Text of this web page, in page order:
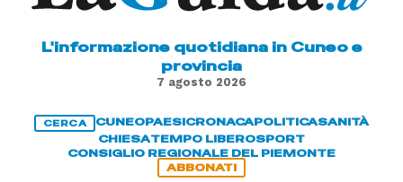
L'informazione quotidiana in Cuneo e
provincia
7 agosto 2026
CERCA CUNEOPAESICRONACAPOLITICASANITÀ
CHIESATEMPO LIBEROSPORT
CONSIGLIO REGIONALE DEL PIEMONTE
ABBONATI